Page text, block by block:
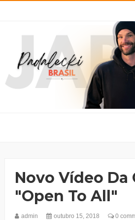
Novo Vídeo Da
"Open To All"
admin outubro 15, 2018 0